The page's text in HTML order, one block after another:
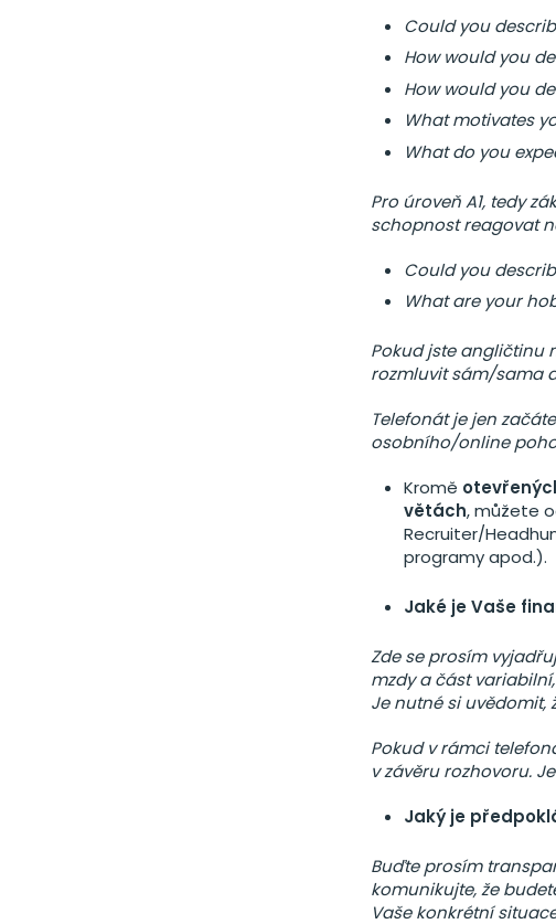
Could you
How would you
How would you
What motivates
What do you
Pro úroveň A1, tedy
schopnost reagovat
Could you
What are your
Pokud jste angličtinu
rozmluvit sám/sama
Telefonát je jen
osobního/online
Kromě
větách, můžete
Recruiter/
programy apod.).
Jaké je Vaše
Zde se prosím
mzdy a část
Je nutné si uvědomit,
Pokud v rámci
v závěru rozhovoru.
Jaký je
Buďte prosím
komunikujte, že
Vaše konkrétní